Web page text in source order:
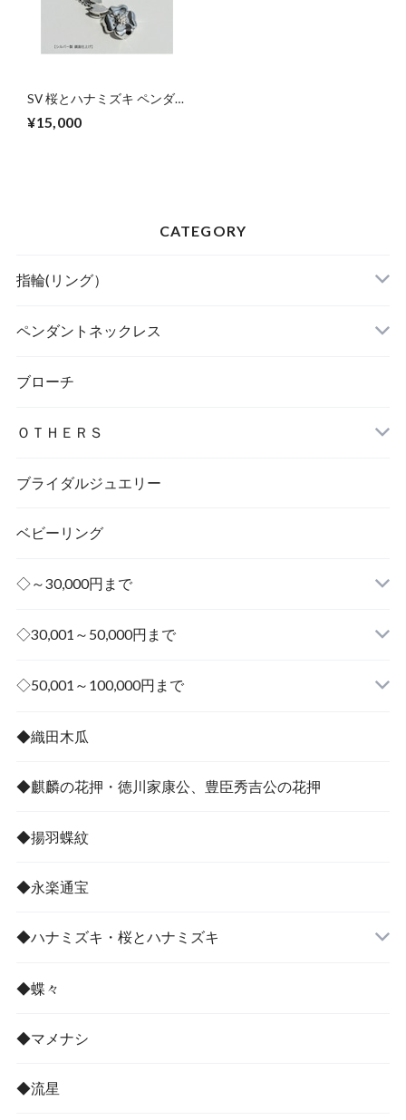
SV 桜とハナミズキ ペンダ
¥15,000
CATEGORY
指輪(リング）
ペンダントネックレス
ブローチ
ＯＴＨＥＲＳ
ブライダルジュエリー
ベビーリング
◇～30,000円まで
その他
◇30,001～50,000円まで
その他
◇50,001～100,000円まで
◆織田木瓜
◆麒麟の花押・徳川家康公、豊臣秀吉公の花押
◆揚羽蝶紋
◆永楽通宝
◆ハナミズキ・桜とハナミズキ
◆蝶々
◆マメナシ
◆流星